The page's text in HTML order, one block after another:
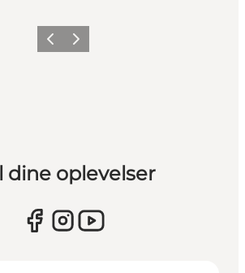
ForrigeNæste
dine oplevelser